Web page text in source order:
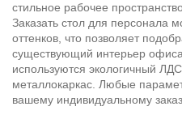
стильное рабочее
Заказать стол для персонала
оттенков, что позволяет
существующий интерьер
используются экологичный
металлокаркас. Любые
вашему индивидуальному